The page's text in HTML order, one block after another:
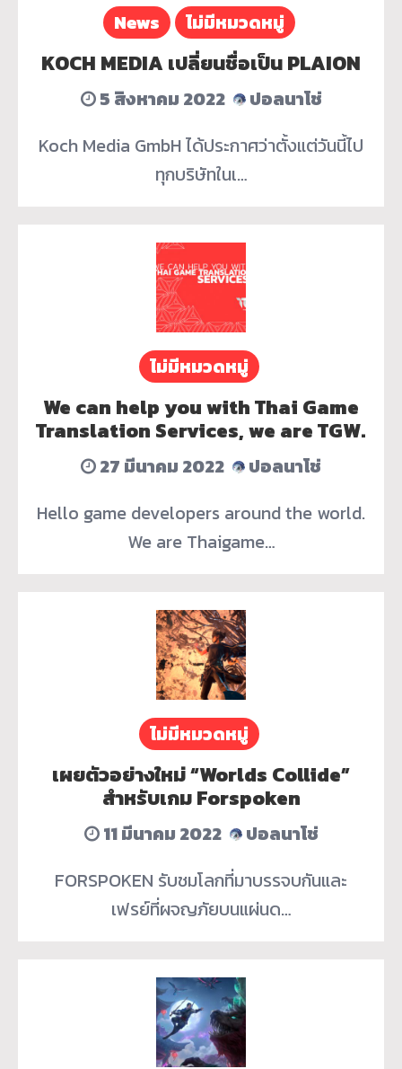
News ไม่มีหมวดหมู่
KOCH MEDIA เปลี่ยนชื่อเป็น PLAION
5 สิงหาคม 2022
ปอลนาโช่
Koch Media GmbH ได้ประกาศว่าตั้งแต่วันนี้ไป
ทุกบริษัทในเ…
ไม่มีหมวดหมู่
We can help you with Thai Game
Translation Services, we are TGW.
27 มีนาคม 2022
ปอลนาโช่
Hello game developers around the world.
We are Thaigame…
ไม่มีหมวดหมู่
เผยตัวอย่างใหม่ “Worlds Collide”
สำหรับเกม Forspoken
11 มีนาคม 2022
ปอลนาโช่
FORSPOKEN รับชมโลกที่มาบรรจบกันและ
เฟรย์ที่ผจญภัยบนแผ่นด…